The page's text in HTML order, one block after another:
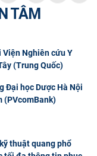
TÂM
Nghiên cứu Y
(Trung Quốc)
Đại học Dược Hà Nội
(PVcomBank)
thuật quang phổ